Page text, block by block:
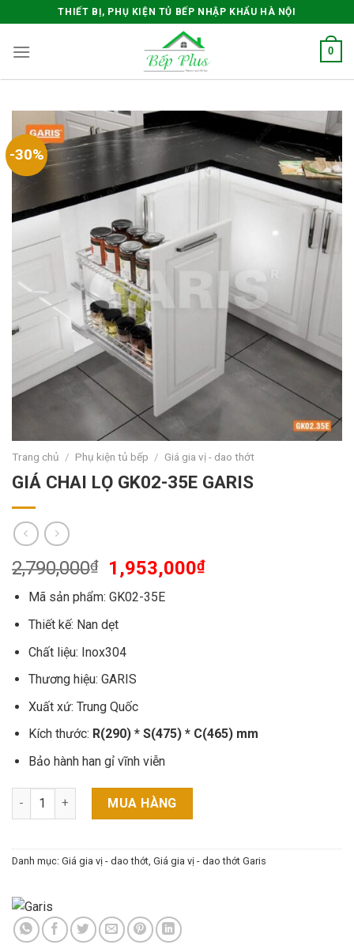
to
content
THIẾT BỊ, PHỤ KIỆN TỦ BẾP NHẬP KHẨU HÀ NỘI
0
-30%
Trang chủ / Phụ kiện tủ bếp / Giá gia vị - dao thớt
GIÁ CHAI LỌ GK02-35E GARIS
2,790,000₫ 1,953,000₫
Mã sản phẩm: GK02-35E
Thiết kế: Nan dẹt
Chất liệu: Inox304
Thương hiệu: GARIS
Xuất xứ: Trung Quốc
Kích thước: R(290) * S(475) * C(465) mm
Bảo hành han gỉ vĩnh viễn
GIÁ CHAI LỌ GK02-35E GARIS số lượng
MUA HÀNG
Danh mục: Giá gia vị - dao thớt Giá gia vị - dao thớt Garis